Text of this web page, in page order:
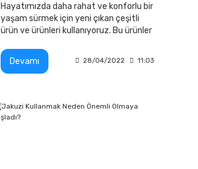
Hayatımızda daha rahat ve konforlu bir
yaşam sürmek için yeni çıkan çeşitli
ürün ve ürünleri kullanıyoruz. Bu ürünler
yükseltmek için çok önemlidir.
Devamı 28/04/2022 11:03